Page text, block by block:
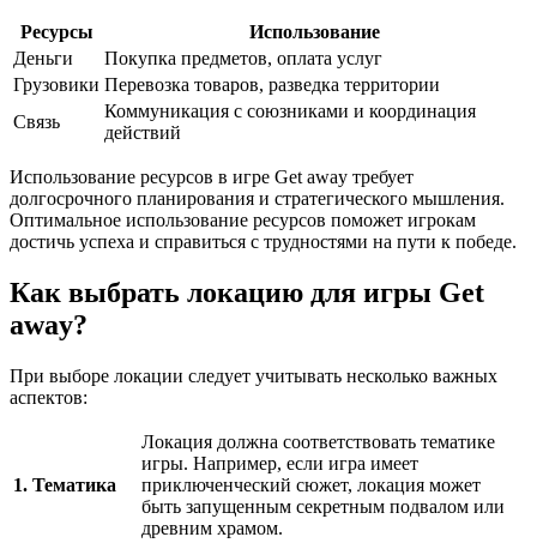
Ресурсы
Использование
Деньги
Покупка предметов, оплата услуг
Грузовики Перевозка товаров, разведка территории
Связь
Коммуникация с союзниками и координация
действий
Использование ресурсов в игре Get away требует
долгосрочного планирования и стратегического мышления.
Оптимальное использование ресурсов поможет игрокам
достичь успеха и справиться с трудностями на пути к победе.
Как выбрать локацию для игры Get
away?
При выборе локации следует учитывать несколько важных
аспектов:
1. Тематика
Локация должна соответствовать тематике
игры. Например, если игра имеет
приключенческий сюжет, локация может
быть запущенным секретным подвалом или
древним храмом.